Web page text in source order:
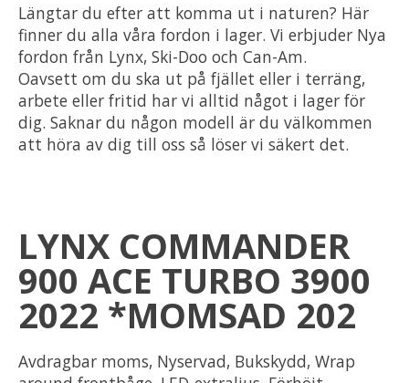
Längtar du efter att komma ut i naturen? Här
finner du alla våra fordon i lager. Vi erbjuder Nya
fordon från Lynx, Ski-Doo och Can-Am.
Oavsett om du ska ut på fjället eller i terräng,
arbete eller fritid har vi alltid något i lager för
dig. Saknar du någon modell är du välkommen
att höra av dig till oss så löser vi säkert det.
LYNX COMMANDER
900 ACE TURBO 3900
2022 *MOMSAD 202
Avdragbar moms, Nyservad, Bukskydd, Wrap